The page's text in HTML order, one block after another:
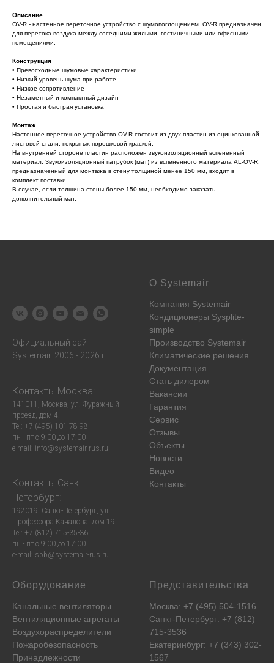
Описание
OV-R - настенное переточное устройство с шумопоглощением. OV-R предназначен
для перетока воздуха между соседними жилыми, гостиничными или офисными
помещениями.
Конструкция
• Превосходные шумовые характеристики
• Низкий уровень шума при работе
• Низкое сопротивление
• Незаметный и компактный дизайн
• Простая и быстрая установка
Монтаж
Настенное переточное устройство OV-R состоит из двух пластин из оцинкованной
листовой стали, покрытых порошковой краской.
На внутренней стороне пластин расположен звукоизоляционный вспененный
материал. Звукоизоляционный патрубок (мат) из вспененного материала AL-OV-R,
предназначенный для монтажа в стену толщиной менее 150 мм, входит в
комплект поставки.
В случае, если толщина стены более 150 мм, необходимо заказать
дополнительный мат.
Официальный сайт
Systemair. 2006 - 2026 г.
Контакты Москва
141011, Москва, ул. Фуражный
проезд, дом 4.
Tel: +7 (495) 101-78-98
пн - пт с 9:00 до 17:00
e-mail: info@systemair-rus.ru
Контакты Санкт-
Петербург
192019, Санкт-Петербург, ул.
Профессора Качалова, дом 19.
Tel: +7 (812) 715-35-36
пн - пт с 9:00 до 17:00
e-mail: spb@systemair-rus.ru
О Systemair
Компания Systemair
Кондиционеры Sysplite-
simple
Производство Systemair
Климатические решения
Документация
Стать дилером
Вакансии
Гарантия
Сервис
Отзывы
Объекты
Новости
Видео
Контакты
Оборудование
Канальные вентиляторы
Вентиляционные агрегаты
Воздухораспределители
Пожаробезопасность
Принадлежности
Представительства
Москва: +7 (495) 504-1516
Санкт-Петербург: +7 (812)
715-3536
Екатеринбург: +7 (343) 302-
1567